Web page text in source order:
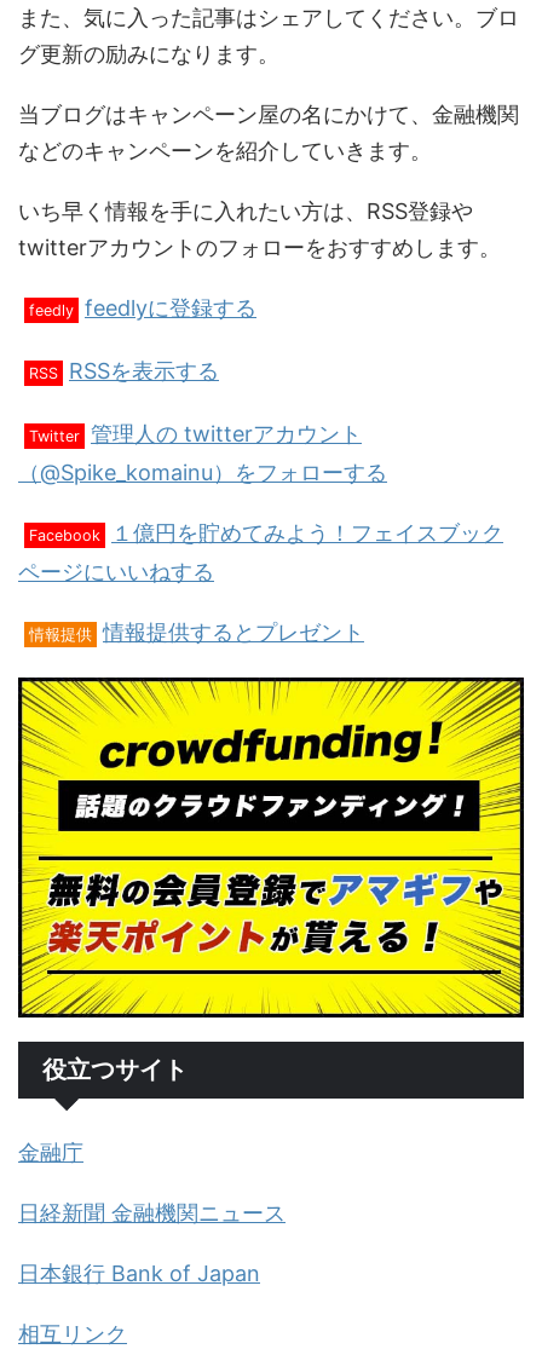
また、気に入った記事はシェアしてください。ブロ
グ更新の励みになります。
当ブログはキャンペーン屋の名にかけて、金融機関
などのキャンペーンを紹介していきます。
いち早く情報を手に入れたい方は、RSS登録や
twitterアカウントのフォローをおすすめします。
feedly feedlyに登録する
RSS RSSを表示する
Twitter 管理人の twitterアカウント
（@Spike_komainu）をフォローする
Facebook
１億円を貯めてみよう！フェイスブック
ページにいいねする
情報提供 情報提供するとプレゼント
役立つサイト
金融庁
日経新聞 金融機関ニュース
日本銀行 Bank of Japan
相互リンク